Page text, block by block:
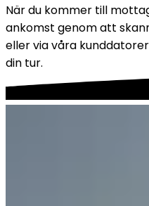
När du kommer till
ankomst genom att
eller via våra
din tur.